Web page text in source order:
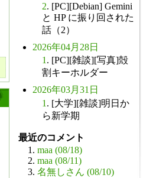
2. [PC][Debian] Gemini
と HP に振り回された
話（2）
2026年04月28日
1 . [PC][雑談][写真]殻
割キーホルダー
2026年03月31日
1 . [大学][雑談]明日か
ら新学期
最近のコメント
maa (08/18)
maa (08/11)
名無しさん (08/10)